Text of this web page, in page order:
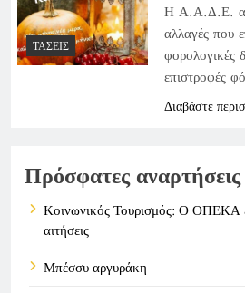
ΤΆΣΕΙΣ
Η Α.Α.Δ.Ε.
αλλαγές που
φορολογικές
επιστροφές
Διαβάστε
Πρόσφατες αναρτήσεις
Κοινωνικός Τουρισμός: Ο ΟΠΕΚΑ
αιτήσεις
Μπέσσυ αργυράκη